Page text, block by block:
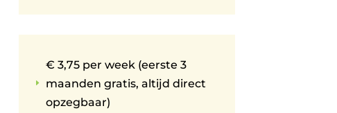
E
€ 3,75 per week (eerste 3
maanden gratis, altijd direct
opzegbaar)